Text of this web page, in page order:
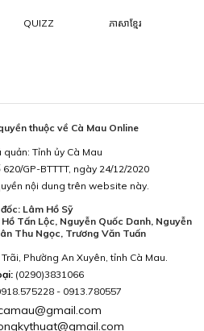
QUIZZ ភាសាខ្មែរ
thuộc về Cà Mau Online
quản: Tỉnh ủy Cà Mau
GP-BTTTT, ngày 24/12/2020
nội dung trên website này.
Lâm Hồ Sỹ
Tấn Lộc, Nguyễn Quốc Danh, Nguyễn
Thu Ngọc, Trương Văn Tuấn
Phường An Xuyên, tỉnh Cà Mau.
(0290)3831066
- 0913.780557